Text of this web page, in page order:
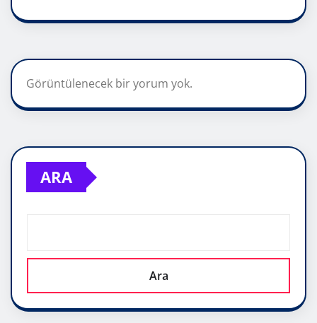
Görüntülenecek bir yorum yok.
ARA
Ara